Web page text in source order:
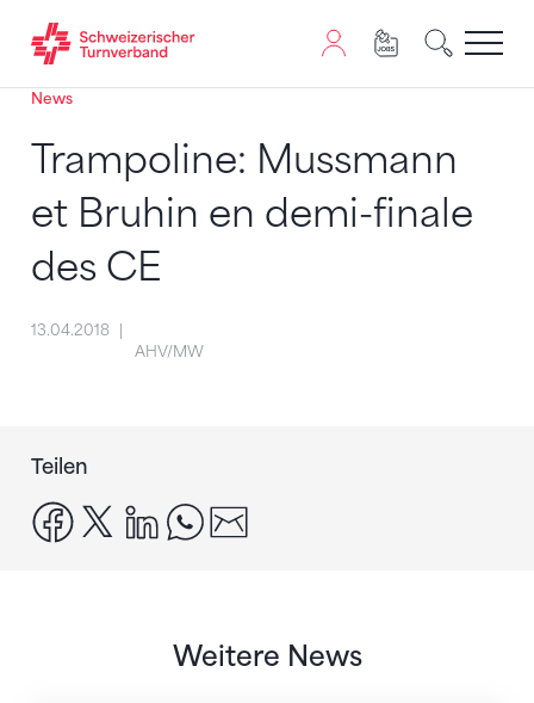
Zum Inhalt springen
Zur Sitemap navigieren
Zum Navigieren dieser Seite wird JavaScript benötigt.
News
Trampoline: Mussmann
et Bruhin en demi-finale
des CE
13.04.2018
AHV/MW
Teilen
facebook
x linkedinwhatsapp
Weitere News